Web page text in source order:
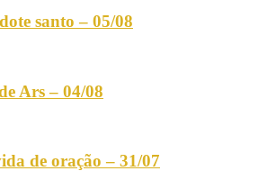
santo – 05/08
Ars – 04/08
de oração – 31/07